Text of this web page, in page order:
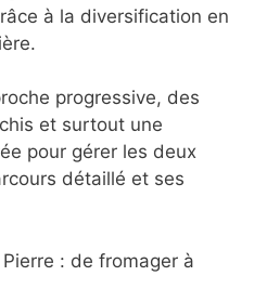
à la diversification en
progressive, des
et surtout une
pour gérer les deux
détaillé et ses
: de fromager à